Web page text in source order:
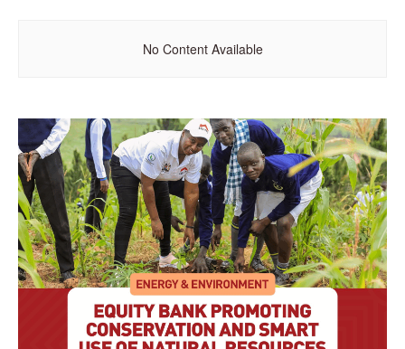
No Content Available